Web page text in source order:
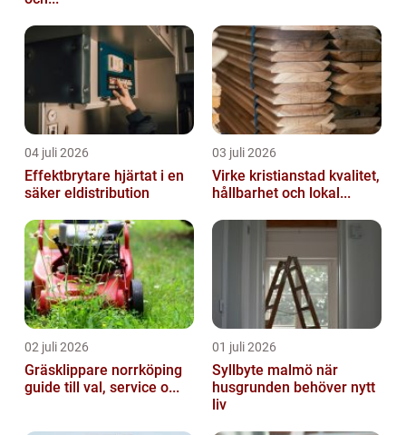
04 juli 2026
Effektbrytare hjärtat i en
säker eldistribution
03 juli 2026
Virke kristianstad kvalitet,
hållbarhet och lokal...
02 juli 2026
Gräsklippare norrköping
guide till val, service o...
01 juli 2026
Syllbyte malmö när
husgrunden behöver nytt
liv